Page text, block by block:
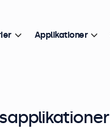
Applikationer